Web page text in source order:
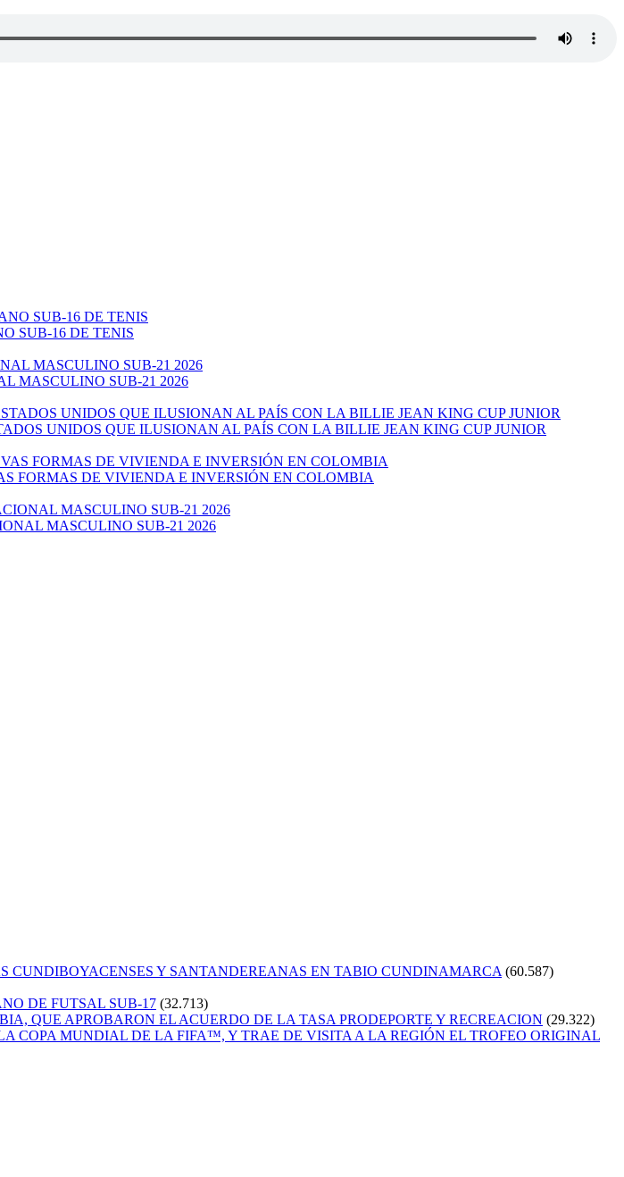
SUB-16 DE TENIS
MASCULINO SUB-21 2026
UNIDOS QUE ILUSIONAN AL PAÍS CON LA BILLIE JEAN KING CUP JUNIOR
FORMAS DE VIVIENDA E INVERSIÓN EN COLOMBIA
MASCULINO SUB-21 2026
CUNDIBOYACENSES Y SANTANDEREANAS EN TABIO CUNDINAMARCA (60.587)
DE FUTSAL SUB-17 (32.713)
QUE APROBARON EL ACUERDO DE LA TASA PRODEPORTE Y RECREACION (29.322)
COPA MUNDIAL DE LA FIFA™, Y TRAE DE VISITA A LA REGIÓN EL TROFEO ORIGINAL